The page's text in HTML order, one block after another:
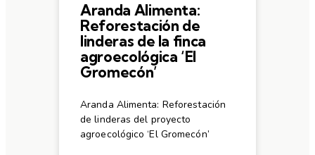
Aranda Alimenta:
Reforestación de
linderas de la finca
agroecológica ‘El
Gromecón’
Aranda Alimenta: Reforestación
de linderas del proyecto
agroecológico ‘El Gromecón’